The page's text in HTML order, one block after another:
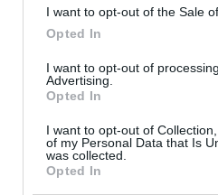
I want to opt-out of the Sale
Opted In
I want to opt-out of
Advertising.
Opted In
I want to opt-out of
of my Personal Data that Is
was collected.
Opted In